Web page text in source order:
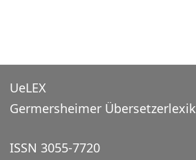
UeLEX
Germersheimer
ISSN 3055-7720